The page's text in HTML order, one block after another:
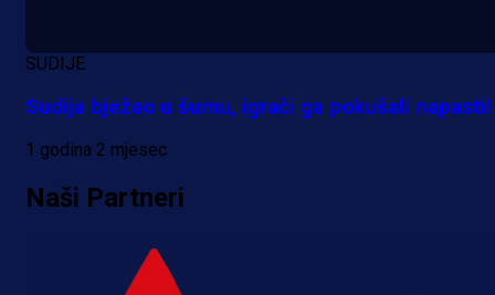
A Selekcija
SUDIJE
Sudija bježao u šumu, igrači ga pokušali napasti!
1 godina 2 mjesec
Naši Partneri